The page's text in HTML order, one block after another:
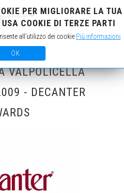
IT EN
VALPOLICELLA
- DECANTER
PER MIGLIORARE LA TUA
COOKIE DI TERZE PARTI
all'utilizzo dei cookie Più informazioni
OK